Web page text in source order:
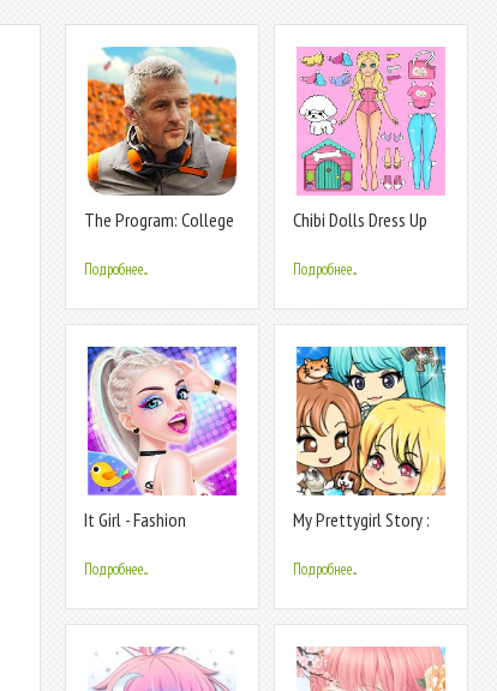
The Program: College
Подробнее...
Chibi Dolls Dress Up
Подробнее...
It Girl - Fashion
Game
Подробнее...
My Prettygirl Story :
doll
Подробнее...